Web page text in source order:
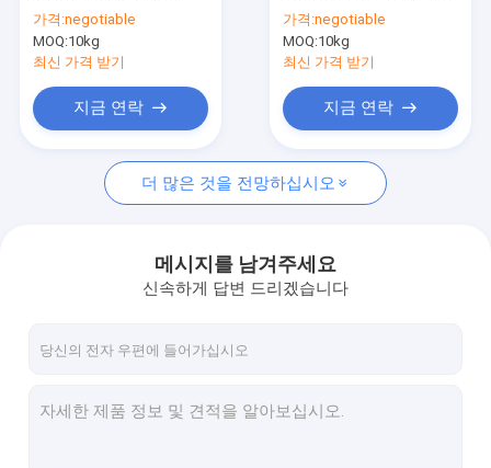
문의하기
조회를 요청하다
프로바이오틱스 파우더
국화 추출물 분말
녹차 L- 테아닌
트바이오틱스 파우더 비
건/알레르겐 프리/글루
텐 프리/유제품 프리
가격:negotiable
MOQ:10kg
최신 가격 받기
지금 연락
루텐 프리/유제품 프리
가격:negotiable
MOQ:10kg
최신 가격 받기
지금 연락
더 많은 것을 전망하십시오
메시지를 남겨주세요
신속하게 답변 드리겠습니다